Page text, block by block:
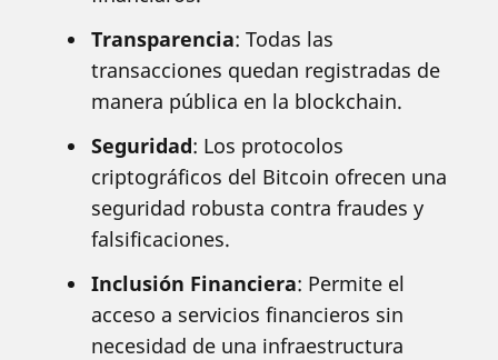
Transparencia: Todas las
transacciones quedan registradas de
manera pública en la blockchain.
Seguridad: Los protocolos
criptográficos del Bitcoin ofrecen una
seguridad robusta contra fraudes y
falsificaciones.
Inclusión Financiera: Permite el
acceso a servicios financieros sin
necesidad de una infraestructura